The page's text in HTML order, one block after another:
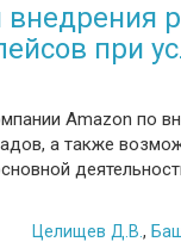
при
Amazon по
а также
Целищев Д.В. ,